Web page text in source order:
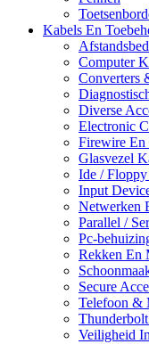
Kabels En
Computer
Converters
Diverse
Electronic
Firewire En
Glasvezel
Ide / Floppy
Input
Netwerken
Parallel /
Pc-
Rekken En
Secure
Telefoon &
Veiligheid